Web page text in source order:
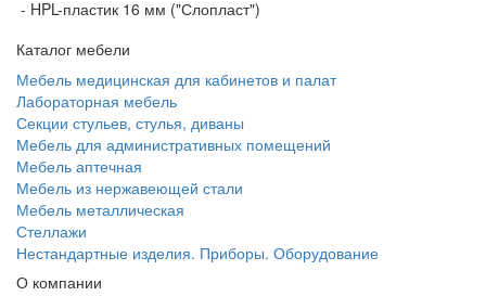
- HPL-пластик 16 мм ("Слопласт")
Каталог мебели
Мебель медицинская для кабинетов и палат
Лабораторная мебель
Секции стульев, стулья, диваны
Мебель для административных помещений
Мебель аптечная
Мебель из нержавеющей стали
Мебель металлическая
Стеллажи
Нестандартные изделия. Приборы. Оборудование
О компании